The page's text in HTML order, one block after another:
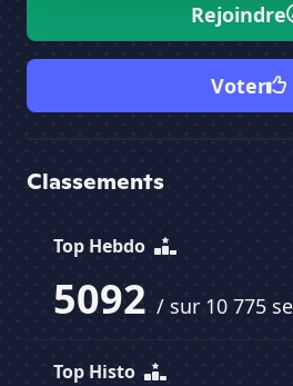
Rejoindre
Voter
Classements
Top Hebdo
5092 / sur 10 775
Top Histo